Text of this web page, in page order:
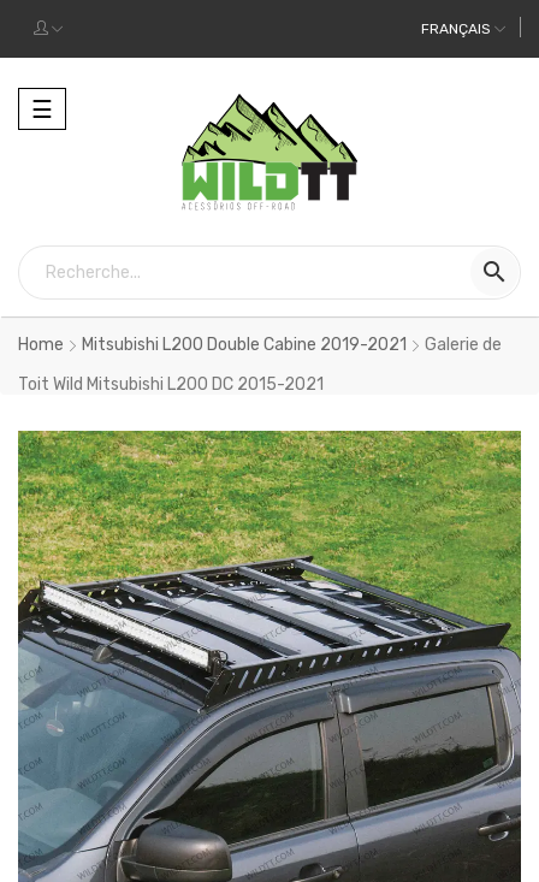
FRANÇAIS
Toggle
navigation
☰

Home Mitsubishi L200 Double Cabine 2019-2021
Galerie de
Toit Wild Mitsubishi L200 DC 2015-2021